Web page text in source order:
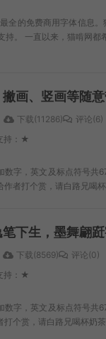
全的免费商用字体信息
。 一直以来，猫啃网
画、竖画等随
下载(11286) 评论(6)
持：★
字，英文及标点符号共
者打个赏，请白路兄喝杯
下生，墨舞翩
下载(8569) 评论(0)
持：★
字，英文及标点符号共
个赏，请白路兄喝杯奶茶